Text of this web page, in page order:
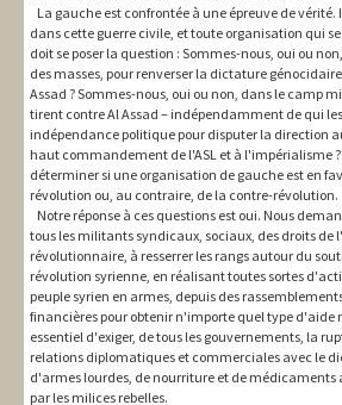
La gauche est confrontée à une épreuve de
dans cette guerre civile, et toute organisation qui
doit se poser la question : Sommes-nous, oui ou
des masses, pour renverser la dictature
Assad ? Sommes-nous, oui ou non, dans le camp
tirent contre Al Assad – indépendamment de qui
indépendance politique pour disputer la direction
haut commandement de l'ASL et à l'impérialisme ?
déterminer si une organisation de gauche est en
révolution ou, au contraire, de la contre-révolution.
Notre réponse à ces questions est oui. Nous
tous les militants syndicaux, sociaux, des droits de
révolutionnaire, à resserrer les rangs autour du
révolution syrienne, en réalisant toutes sortes
peuple syrien en armes, depuis des
financières pour obtenir n'importe quel type d'aide
essentiel d'exiger, de tous les gouvernements, la
relations diplomatiques et commerciales avec le
d'armes lourdes, de nourriture et de médicaments
par les milices rebelles.